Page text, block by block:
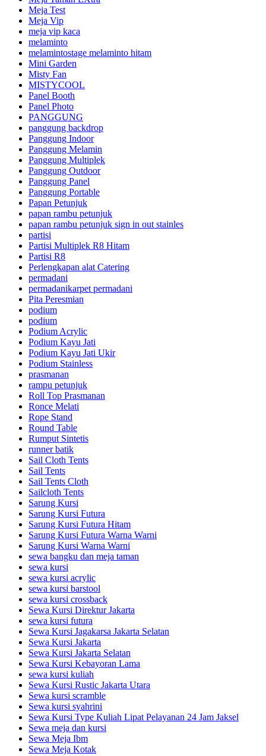
Meja Test
Meja Vip
meja vip kaca
melaminto
melamintostage melaminto hitam
Mini Garden
Misty Fan
MISTYCOOL
Panel Booth
Panel Photo
PANGGUNG
panggung backdrop
Panggung Indoor
Panggung Melamin
Panggung Multiplek
Panggung Outdoor
Panggung Panel
Panggung Portable
Papan Petunjuk
papan rambu petunjuk
papan rambu petunjuk sign in out stainles
partisi
Partisi Multiplek R8 Hitam
Partisi R8
Perlengkapan alat Catering
permadani
permadanikarpet permadani
Pita Peresmian
podium
podium
Podium Acrylic
Podium Kayu Jati
Podium Kayu Jati Ukir
Podium Stainless
prasmanan
rampu petunjuk
Roll Top Prasmanan
Ronce Melati
Rope Stand
Round Table
Rumput Sintetis
runner batik
Sail Cloth Tents
Sail Tents
Sail Tents Cloth
Sailcloth Tents
Sarung Kursi
Sarung Kursi Futura
Sarung Kursi Futura Hitam
Sarung Kursi Futura Warna Warni
Sarung Kursi Warna Warni
sewa bangku dan meja taman
sewa kursi
sewa kursi acrylic
sewa kursi barstool
sewa kursi crossback
Sewa Kursi Direktur Jakarta
sewa kursi futura
Sewa Kursi Jagakarsa Jakarta Selatan
Sewa Kursi Jakarta
Sewa Kursi Jakarta Selatan
Sewa Kursi Kebayoran Lama
sewa kursi kuliah
Sewa Kursi Rustic Jakarta Utara
Sewa kursi scramble
Sewa kursi syahrini
Sewa Kursi Type Kuliah Lipat Pelayanan 24 Jam Jaksel
Sewa meja dan kursi
Sewa Meja Ibm
Sewa Meja Kotak